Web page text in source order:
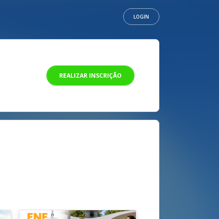
LOGIN
REALIZAR INSCRIÇÃO